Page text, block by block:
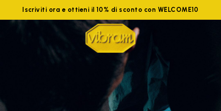
Iscriviti ora e ottieni il 10% di sconto con WELCOME10